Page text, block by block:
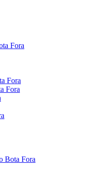
Fora
Fora
Fora
Bota Fora